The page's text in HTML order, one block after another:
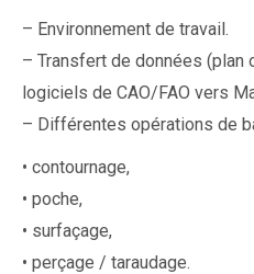
– Environnement de travail.
– Transfert de données (plan
logiciels de CAO/FAO vers
– Différentes opérations de
• contournage,
• poche,
• surfaçage,
• perçage / taraudage.